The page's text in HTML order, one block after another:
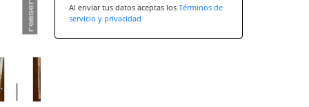
Al enviar tus datos aceptas los Términos de
servicio y privacidad